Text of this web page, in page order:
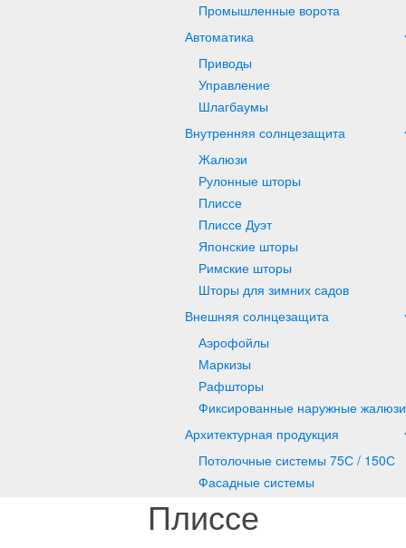
Промышленные ворота
Автоматика
Приводы
Управление
Шлагбаумы
Внутренняя солнцезащита
Жалюзи
Рулонные шторы
Плиссе
Плиссе Дуэт
Японские шторы
Римские шторы
Шторы для зимних садов
Внешняя солнцезащита
Аэрофойлы
Маркизы
Рафшторы
Фиксированные наружные жалюзи
Архитектурная продукция
Потолочные системы 75С / 150С
Фасадные системы
Плиссе